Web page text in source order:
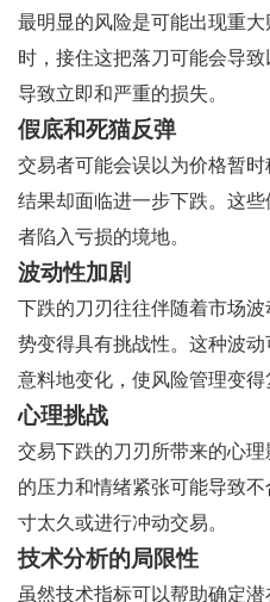
最明显的风险是可能出现重
时，接住这把落刀可能会导
导致立即和严重的损失。
假底和死猫反弹
交易者可能会误以为价格暂
结果却面临进一步下跌。这
者陷入亏损的境地。
波动性加剧
下跌的刀刃往往伴随着市场
势变得具有挑战性。这种波
意料地变化，使风险管理变得
心理挑战
交易下跌的刀刃所带来的心
的压力和情绪紧张可能导致
寸太久或进行冲动交易。
技术分析的局限性
虽然技术指标可以帮助确定